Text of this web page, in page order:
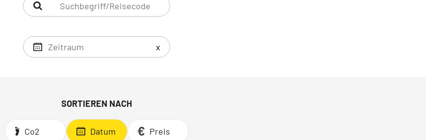
x
SORTIEREN NACH
Co2 Datum Preis